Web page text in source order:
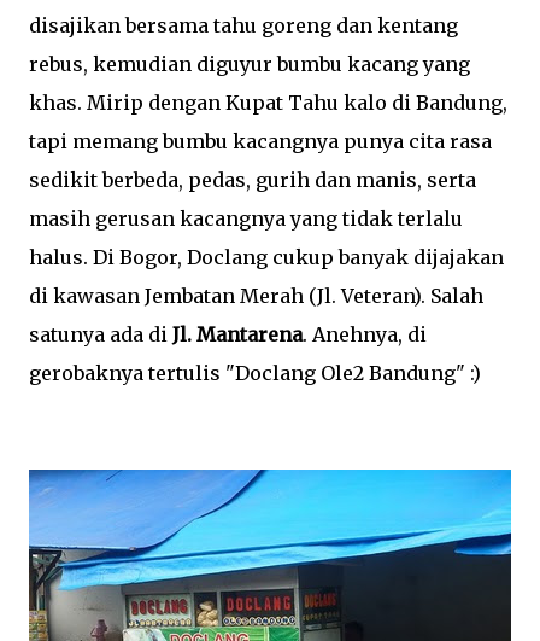
disajikan bersama tahu goreng dan kentang
rebus, kemudian diguyur bumbu kacang yang
khas. Mirip dengan Kupat Tahu kalo di Bandung,
tapi memang bumbu kacangnya punya cita rasa
sedikit berbeda, pedas, gurih dan manis, serta
masih gerusan kacangnya yang tidak terlalu
halus. Di Bogor, Doclang cukup banyak dijajakan
di kawasan Jembatan Merah (Jl. Veteran). Salah
satunya ada di Jl. Mantarena. Anehnya, di
gerobaknya tertulis "Doclang Ole2 Bandung" :)